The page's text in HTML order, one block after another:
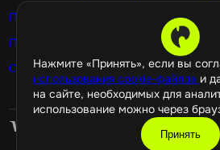
Нажмите «Принять», если вы
использования cookie-файлов и
на сайте, необходимых для
использование можно через
Принять
Публичная оферта
Политика использования cookie
Оптовые покупки